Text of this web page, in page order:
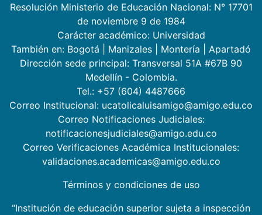
Resolución Ministerio de Educación Nacional: N° 17701
de noviembre 9 de 1984
Carácter académico: Universidad
También en: Bogotá Manizales Montería
Apartadó
Dirección sede principal: Transversal 51A #67B 90
Medellín - Colombia.
Tel.: +57 (604) 4487666
Correo Institucional: ucatolicaluisamigo@amigo.edu.co
Correo Notificaciones Judiciales:
notificacionesjudiciales@amigo.edu.co
Correo Verificaciones Académica Institucionales:
validaciones.academicas@amigo.edu.co
Términos y condiciones de uso
“Institución de educación superior sujeta a inspección